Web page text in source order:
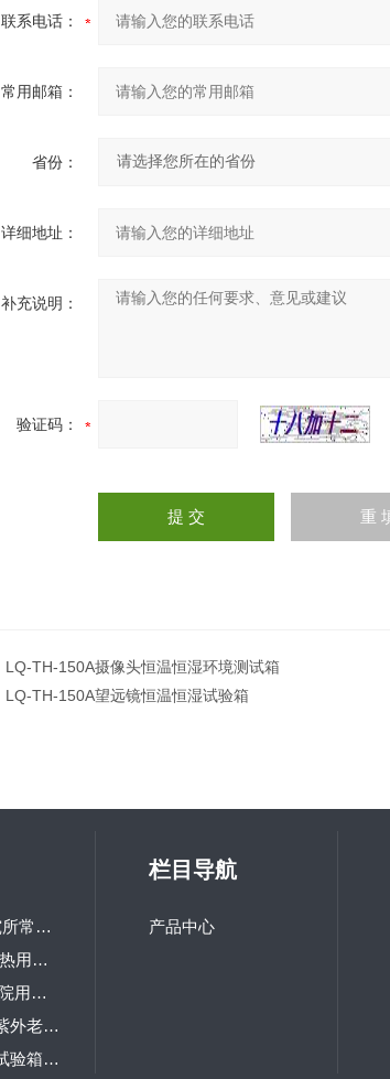
联系电话：
常用邮箱：
省份：
详细地址：
补充说明：
验证码：
LQ-TH-150A摄像头恒温恒湿环境测试箱
LQ-TH-150A望远镜恒温恒湿试验箱
LQ-GD-100研究所常用高低温交变试验箱
LQ-TH-800高校热用可程式恒温恒湿箱
LQ-TS-216研究院用冲击试验机
LQ-UV1-S台式紫外老化试验箱
LQ-IP箱式防尘试验箱 砂尘试验箱
栏目导航
产品中心